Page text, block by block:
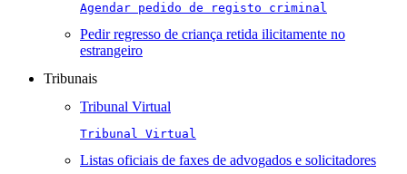
Agendar pedido de registo criminal
Pedir regresso de criança retida ilicitamente no
estrangeiro
Tribunais
Tribunal Virtual
Tribunal Virtual
Listas oficiais de faxes de advogados e solicitadores